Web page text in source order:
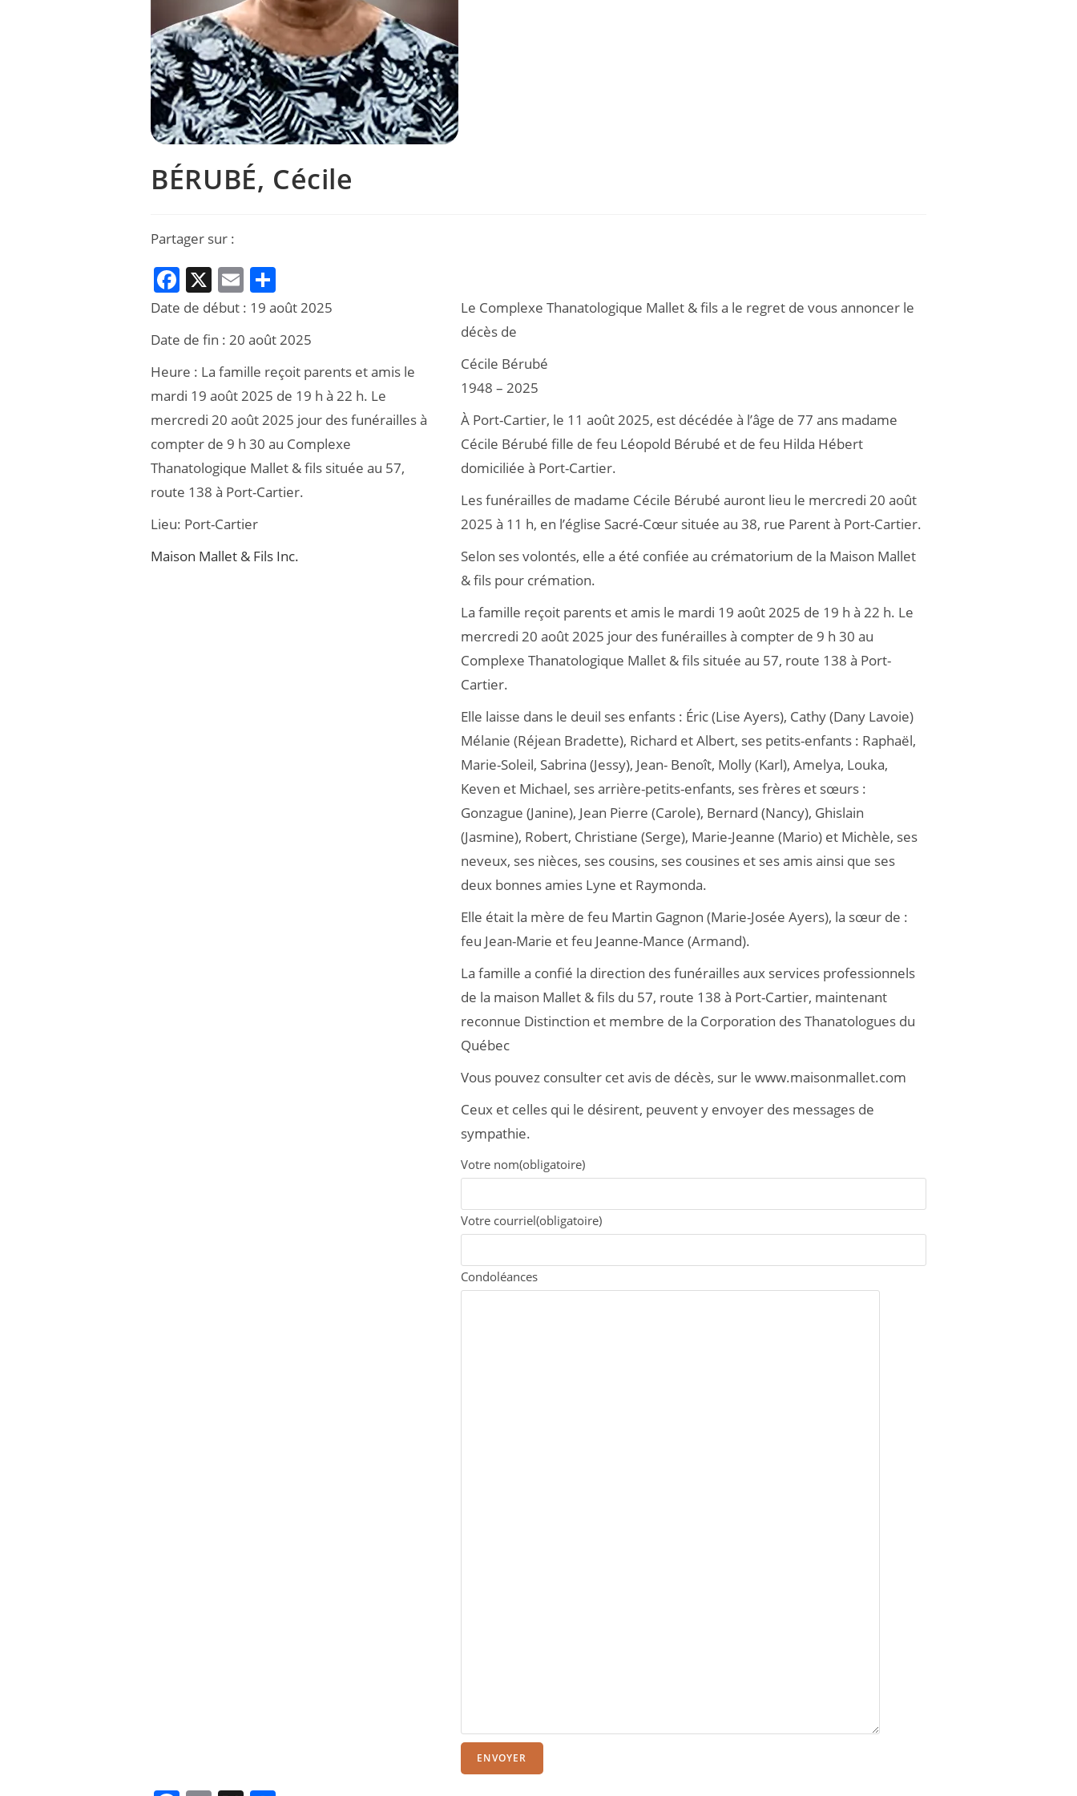
BÉRUBÉ, Cécile
Partager sur :
F
a
c
e
b
o
o
k
X E
m
ai
l
ar
ta
g
er
Date de début : 19 août 2025
Date de fin :20 août 2025
Heure : La famille reçoit parents et amis le
mardi 19 août 2025 de 19 h à 22 h. Le
mercredi 20 août 2025 jour des funérailles à
compter de 9 h 30 au Complexe
Thanatologique Mallet & fils située au 57,
route 138 à Port-Cartier.
Lieu: Port-Cartier
Maison Mallet & Fils Inc.
Le Complexe Thanatologique Mallet & fils a le regret de vous annoncer le
décès de
Cécile Bérubé
1948 – 2025
À Port-Cartier, le 11 août 2025, est décédée à l’âge de 77 ans madame
Cécile Bérubé fille de feu Léopold Bérubé et de feu Hilda Hébert
domiciliée à Port-Cartier.
Les funérailles de madame Cécile Bérubé auront lieu le mercredi 20 août
2025 à 11 h, en l’église Sacré-Cœur située au 38, rue Parent à Port-Cartier.
Selon ses volontés, elle a été confiée au crématorium de la Maison Mallet
& fils pour crémation.
La famille reçoit parents et amis le mardi 19 août 2025 de 19 h à 22 h. Le
mercredi 20 août 2025 jour des funérailles à compter de 9 h 30 au
Complexe Thanatologique Mallet & fils située au 57, route 138 à Port-
Cartier.
Elle laisse dans le deuil ses enfants : Éric (Lise Ayers), Cathy (Dany Lavoie)
Mélanie (Réjean Bradette), Richard et Albert, ses petits-enfants : Raphaël,
Marie-Soleil, Sabrina (Jessy), Jean- Benoît, Molly (Karl), Amelya, Louka,
Keven et Michael, ses arrière-petits-enfants, ses frères et sœurs :
Gonzague (Janine), Jean Pierre (Carole), Bernard (Nancy), Ghislain
(Jasmine), Robert, Christiane (Serge), Marie-Jeanne (Mario) et Michèle, ses
neveux, ses nièces, ses cousins, ses cousines et ses amis ainsi que ses
deux bonnes amies Lyne et Raymonda.
Elle était la mère de feu Martin Gagnon (Marie-Josée Ayers), la sœur de :
feu Jean-Marie et feu Jeanne-Mance (Armand).
La famille a confié la direction des funérailles aux services professionnels
de la maison Mallet & fils du 57, route 138 à Port-Cartier, maintenant
reconnue Distinction et membre de la Corporation des Thanatologues du
Québec
Vous pouvez consulter cet avis de décès, sur le www.maisonmallet.com
Ceux et celles qui le désirent, peuvent y envoyer des messages de
sympathie.
Votre nom(obligatoire)
Votre courriel(obligatoire)
Condoléances
ENVOYER